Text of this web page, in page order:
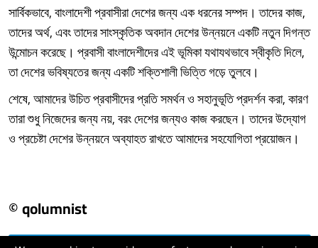
সার্বিকভাবে, বাংলাদেশী প্রবাসীরা দেশের জন্য এক ধরনের সম্পদ। তাদের কাজ,
তাদের অর্থ, এবং তাদের সাংস্কৃতিক অবদান দেশের উন্নয়নে একটি নতুন দিগন্ত
উন্মোচন করেছে। প্রবাসী বাংলাদেশীদের এই ভূমিকা যথাযথভাবে স্বীকৃতি দিলে,
তা দেশের ভবিষ্যতের জন্য একটি শক্তিশালী ভিত্তি গড়ে তুলবে।
শেষে, আমাদের উচিত প্রবাসীদের প্রতি সমর্থন ও সহানুভূতি প্রদর্শন করা, কারণ
তারা শুধু নিজেদের জন্য নয়, বরং দেশের জন্যও কাজ করছেন। তাদের উদ্যোগ
ও প্রচেষ্টা দেশের উন্নয়নে অব্যাহত রাখতে আমাদের সহযোগিতা প্রয়োজন।
© qolumnist